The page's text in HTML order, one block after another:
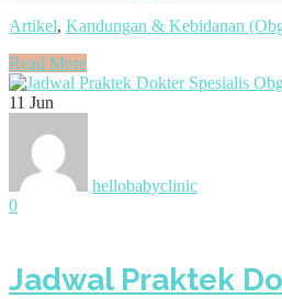
Artikel, Kandungan & Kebidanan
Read More
11 Jun
hellobabyclinic
0
Jadwal Praktek